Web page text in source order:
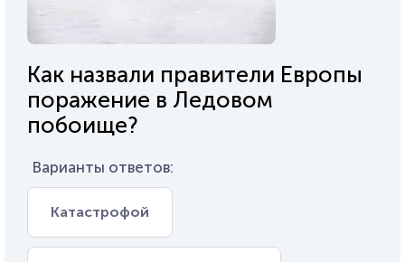
Как назвали правители Европы
поражение в Ледовом
побоище?
Варианты ответов:
Катастрофой